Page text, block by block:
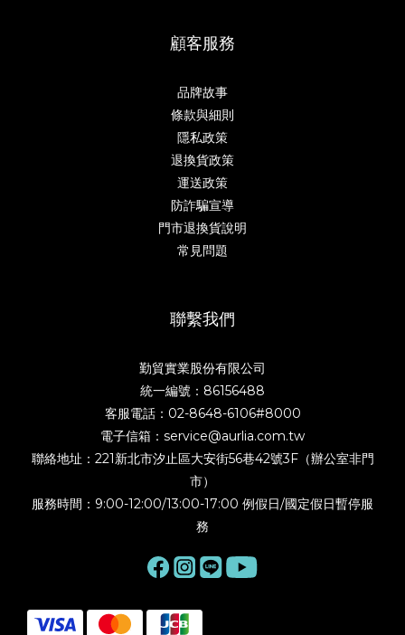
顧客服務
品牌故事
條款與細則
隱私政策
退換貨政策
運送政策
防詐騙宣導
門市退換貨說明
常見問題
聯繫我們
勤貿實業股份有限公司
統一編號：86156488
客服電話：02-8648-6106#8000
電子信箱：service@aurlia.com.tw
聯絡地址：221新北市汐止區大安街56巷42號3F（辦公室非門
市）
服務時間：9:00-12:00/13:00-17:00 例假日/國定假日暫停服
務